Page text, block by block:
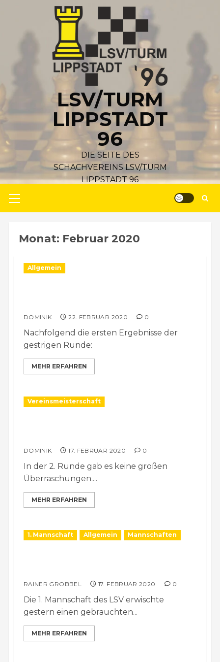
LSV/TURM
LIPPSTADT
96
DIE SEITE DES
SCHACHVEREINS LSV/TURM
LIPPSTADT 96
Primäres
Menü
Monat: Februar 2020
Allgemein
DOMINIK 22. FEBRUAR 2020 0
Nachfolgend die ersten Ergebnisse der
gestrigen Runde:
MEHR ERFAHREN
Vereinsmeisterschaft
DOMINIK 17. FEBRUAR 2020 0
In der 2. Runde gab es keine großen
Überraschungen....
MEHR ERFAHREN
1. Mannschaft Allgemein Mannschaften
RAINER GROBBEL 17. FEBRUAR 2020 0
Die 1. Mannschaft des LSV erwischte
gestern einen gebrauchten...
MEHR ERFAHREN